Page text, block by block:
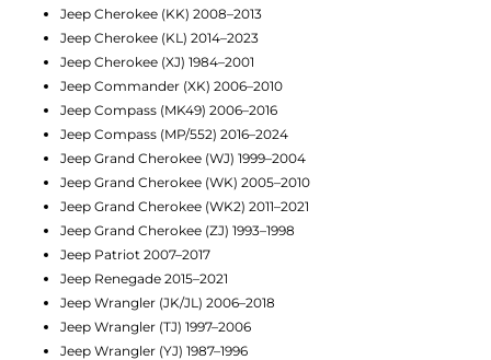
Jeep Cherokee (KK) 2008–2013
Jeep Cherokee (KL) 2014–2023
Jeep Cherokee (XJ) 1984–2001
Jeep Commander (XK) 2006–2010
Jeep Compass (MK49) 2006–2016
Jeep Compass (MP/552) 2016–2024
Jeep Grand Cherokee (WJ) 1999–2004
Jeep Grand Cherokee (WK) 2005–2010
Jeep Grand Cherokee (WK2) 2011–2021
Jeep Grand Cherokee (ZJ) 1993–1998
Jeep Patriot 2007–2017
Jeep Renegade 2015–2021
Jeep Wrangler (JK/JL) 2006–2018
Jeep Wrangler (TJ) 1997–2006
Jeep Wrangler (YJ) 1987–1996